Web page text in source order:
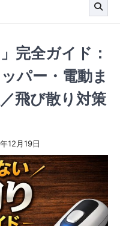
完全ガイド：
パー・電動ま
飛び散り対策
12月19日